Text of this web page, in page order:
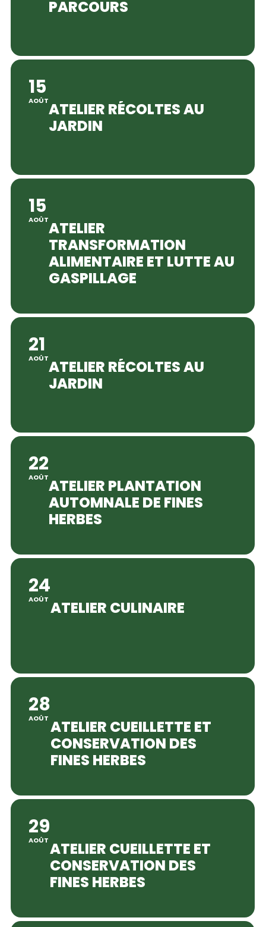
PARCOURS
15
AOÛTATELIER RÉCOLTES AU
JARDIN
15
AOÛTATELIER
TRANSFORMATION
ALIMENTAIRE ET LUTTE AU
GASPILLAGE
21
AOÛTATELIER RÉCOLTES AU
JARDIN
22
AOÛTATELIER PLANTATION
AUTOMNALE DE FINES
HERBES
24
AOÛT ATELIER CULINAIRE
28
AOÛT ATELIER CUEILLETTE ET
CONSERVATION DES
FINES HERBES
29
AOÛTATELIER CUEILLETTE ET
CONSERVATION DES
FINES HERBES